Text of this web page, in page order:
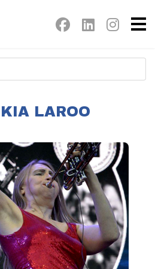
LAROO